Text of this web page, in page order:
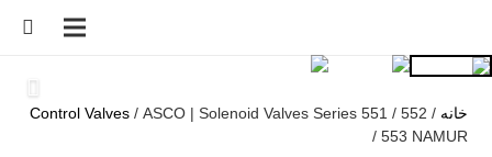
خانه /
Control Valves/ ASCO | Solenoid Valves Series 551 / 552
/ 553 NAMUR